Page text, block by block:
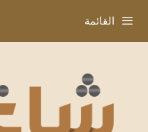
إلى
المحتوى
القائمة